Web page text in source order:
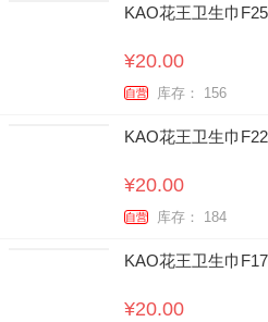
KAO花王卫生巾
¥20.00
自营 库存： 156
KAO花王卫生巾
¥20.00
自营 库存： 184
KAO花王卫生巾
¥20.00